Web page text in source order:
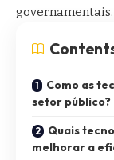
governamentais.
Como as
setor público?
Quais
melhorar a